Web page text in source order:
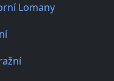
Lomany